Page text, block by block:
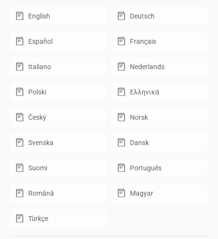
English Deutsch
Español Français
Italiano Nederlands
Polski Ελληνικά
Český Norsk
Svenska Dansk
Suomi Português
Română Magyar
Türkçe